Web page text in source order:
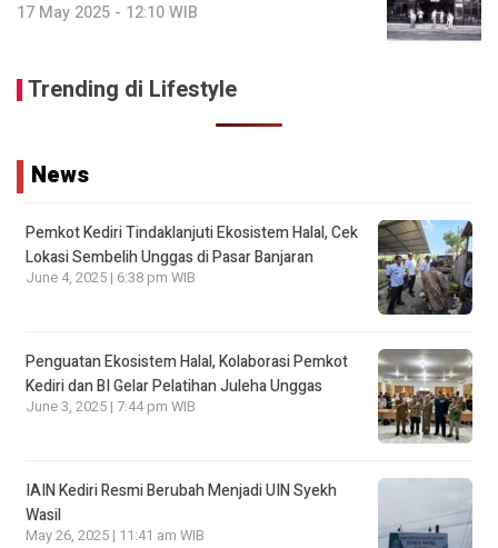
17 May 2025 - 12:10 WIB
Trending di Lifestyle
News
Pemkot Kediri Tindaklanjuti Ekosistem Halal, Cek
Lokasi Sembelih Unggas di Pasar Banjaran
June 4, 2025 | 6:38 pm WIB
Penguatan Ekosistem Halal, Kolaborasi Pemkot
Kediri dan BI Gelar Pelatihan Juleha Unggas
June 3, 2025 | 7:44 pm WIB
IAIN Kediri Resmi Berubah Menjadi UIN Syekh
Wasil
May 26, 2025 | 11:41 am WIB